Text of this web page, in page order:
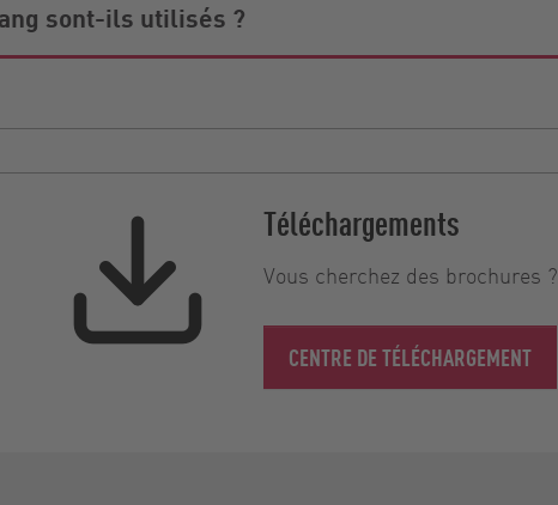
sont-ils utilisés ?
Téléchargements
Vous cherchez des brochures ?
CENTRE DE TÉLÉCHARGEMENT